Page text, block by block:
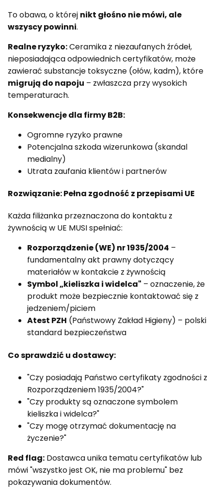
To obawa, o której nikt głośno nie mówi, ale
wszyscy powinni.
Realne ryzyko:Ceramika z niezaufanych źródeł,
nieposiadająca odpowiednich certyfikatów, może
zawierać substancje toksyczne (ołów, kadm), które
migrują do napoju – zwłaszcza przy wysokich
temperaturach.
Konsekwencje dla firmy B2B:
Ogromne ryzyko prawne
Potencjalna szkoda wizerunkowa (skandal
medialny)
Utrata zaufania klientów i partnerów
Rozwiązanie: Pełna zgodność z przepisami UE
Każda filiżanka przeznaczona do kontaktu z
żywnością w UE MUSI spełniać:
Rozporządzenie (WE) nr 1935/2004 –
fundamentalny akt prawny dotyczący
materiałów w kontakcie z żywnością
Symbol „kieliszka i widelca" – oznaczenie, że
produkt może bezpiecznie kontaktować się z
jedzeniem/piciem
Atest PZH (Państwowy Zakład Higieny) – polski
standard bezpieczeństwa
Co sprawdzić u dostawcy:
"Czy posiadają Państwo certyfikaty zgodności z
Rozporządzeniem 1935/2004?"
"Czy produkty są oznaczone symbolem
kieliszka i widelca?"
"Czy mogę otrzymać dokumentację na
życzenie?"
Red flag: Dostawca unika tematu certyfikatów lub
mówi "wszystko jest OK, nie ma problemu" bez
pokazywania dokumentów.